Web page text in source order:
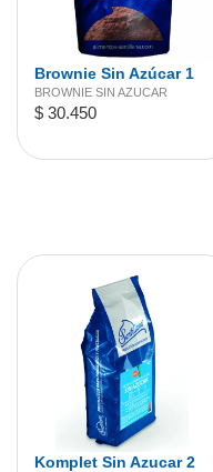
Brownie Sin Azúcar 1
kg
BROWNIE SIN AZUCAR
$ 30.450
Komplet Sin Azucar 2